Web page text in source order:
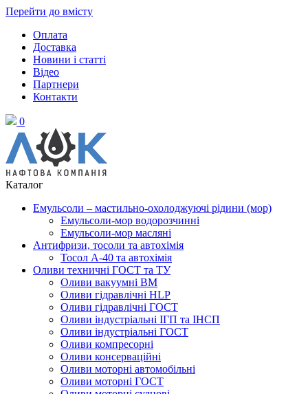
Перейти до вмісту
Оплата
Доставка
Новини і статті
Відео
Партнери
Контакти
0
Каталог
Емульсоли – мастильно-охолоджуючі рідини (мор)
Емульсоли-мор водорозчинні
Емульсоли-мор масляні
Антифризи, тосоли та автохімія
Тосол А-40 та автохімія
Оливи техничні ГОСТ та ТУ
Оливи вакуумні ВМ
Оливи гідравлічні HLP
Оливи гідравлічні ГОСТ
Оливи індустріальні ІГП та ІНСП
Оливи індустріальні ГОСТ
Оливи компресорні
Оливи консерваційні
Оливи моторні автомобільні
Оливи моторні ГОСТ